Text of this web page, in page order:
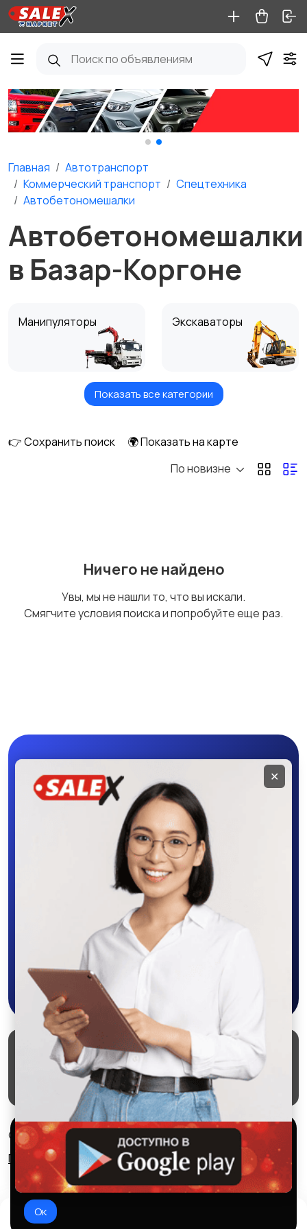
Главная
Автотранспорт
Коммерческий транспорт
Спецтехника
Автобетономешалки
Автобетономешалки
в Базар-Коргоне
Манипуляторы Экскаваторы
Автокраны
Автобетономешалки
техника
Показать все категории
👉 Сохранить поиск
🌍 Показать на карте
По новизне
Ничего не найдено
Увы, мы не нашли то, что вы искали.
Смягчите условия поиска и попробуйте еще раз.
Мобильное
приложение
Скачайте приложение в Google Play –
крутите колесо фортуны, выигрывайте
бонусы, удобно ищите и размещайте
объявления - все это в нашем мобильном
приложении SALEX!
Скачать в Google Play
Маркеты Блог
О проекте
Служба поддержки
Удаление аккаунта
Партнерка
© 2026 SALEX МАРКЕТ
Правила сервиса
Конфиденциальность
Используем куки и рекомендательные
технологии
Это чтобы сайт работал лучше. Оставаясь с нами, вы
соглашаетесь на использование файлов куки.
Ок
✕